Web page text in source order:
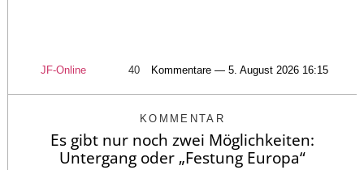
JF-Online 40 Kommentare — 5. August 2026 16:15
KOMMENTAR
Es gibt nur noch zwei Möglichkeiten:
Untergang oder „Festung Europa“